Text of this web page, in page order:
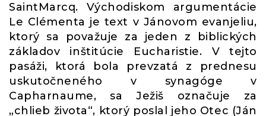
SaintMarcq. Východiskom argumentácie
Le Clémenta je text v Jánovom evanjeliu,
ktorý sa považuje za jeden z biblických
základov inštitúcie Eucharistie. V tejto
pasáži, ktorá bola prevzatá z prednesu
uskutočneného v synagóge v
Capharnaume, sa Ježiš označuje za
„chlieb života“, ktorý poslal jeho Otec (Ján